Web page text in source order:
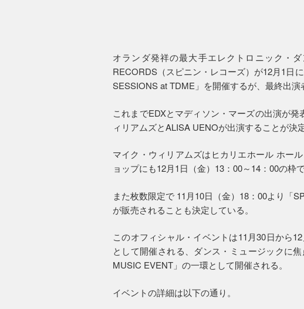
オランダ発祥の最大手エレクトロニック・
RECORDS（スピニン・レコーズ）が12月1日
SESSIONS at TDME」を開催するが、最終出演
これまでEDXとマディソン・マーズの出演が
ィリアムズとALISA UENOが出演することが決
マイク・ウィリアムズはヒカリエホール ホー
ョップにも12月1日（金）13：00～14：00の枠
また枚数限定で 11月10日（金）18：00より「
が販売されることも決定している。
このオフィシャル・イベントは11月30日から
として開催される、ダンス・ミュージックに
MUSIC EVENT」の一環として開催される。
イベントの詳細は以下の通り。